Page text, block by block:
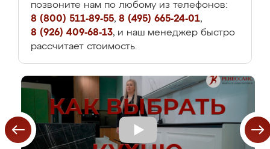
позвоните нам по любому из телефонов:
8 (800) 511-89-55, 8 (495) 665-24-01,
8 (926) 409-68-13, и наш менеджер быстро
рассчитает стоимость.